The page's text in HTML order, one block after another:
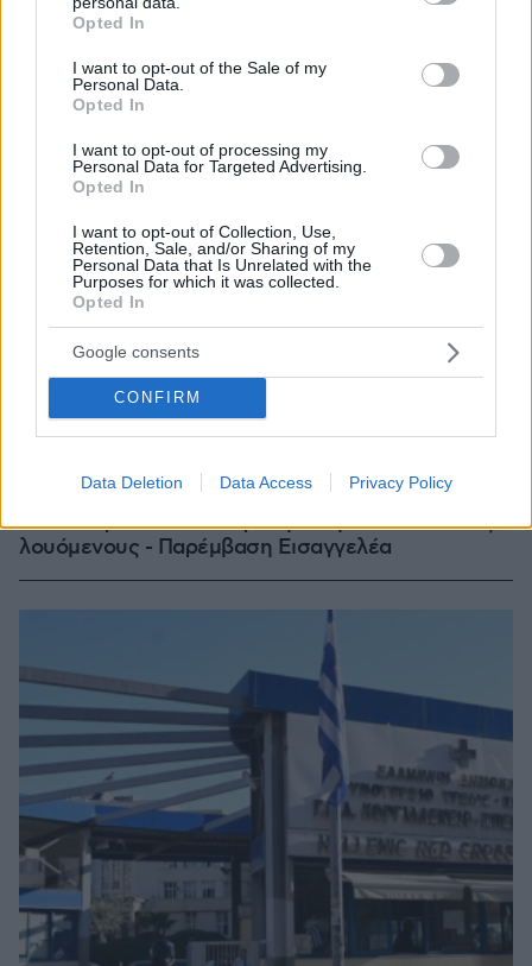
grant or deny consent to Google and its third-party tags to
use your data for below specified purposes in below Google
consent section.
Opted In
I want to opt-out of the Sale of my
Personal Data.
Opted In
I want to opt-out of processing my
Personal Data for Targeted Advertising.
Opted In
I want to opt-out of Collection, Use,
Retention, Sale, and/or Sharing of my
Personal Data that Is Unrelated with the
Purposes for which it was collected.
Opted In
Google consents
CONFIRM
Data Deletion Data Access Privacy Policy
Η Πολιτική Αεροπορία διαπίστωσε κενό στον νόμο
όταν ένας... απίθανος τύπος προσγείωσε το
ελικόπτερό του στο Σαρακήνικο με εκατοντάδες
λουόμενους - Παρέμβαση Εισαγγελέα